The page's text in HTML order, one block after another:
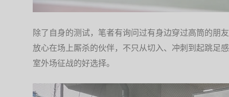
除了自身的测试，笔者有询问过有身边穿过高筒的朋
放心在场上厮杀的伙伴，不只从切入、冲刺到起跳足
室外场征战的好选择。